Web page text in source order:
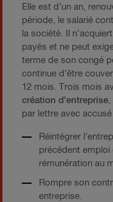
Elle est d’un an,
période, le salarié
la société. Il
payés et ne peut
terme de son congé
continue d’être
12 mois. Trois mois
création d'entreprise
par lettre avec
Réintégrer
précédent emploi
rémunération au
Rompre son
entreprise.